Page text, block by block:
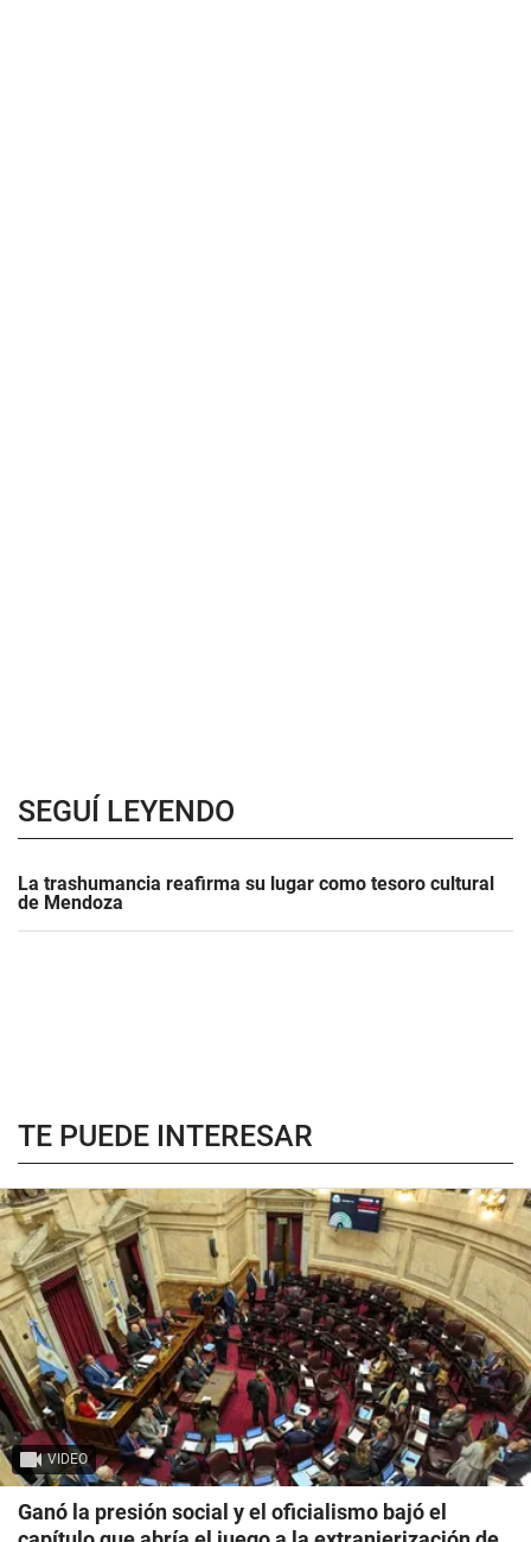
SEGUÍ LEYENDO
La trashumancia reafirma su lugar como tesoro cultural
de Mendoza
TE PUEDE INTERESAR
VIDEO
Ganó la presión social y el oficialismo bajó el